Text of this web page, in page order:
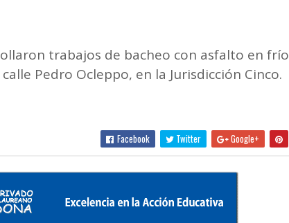
trabajos de bacheo con asfalto en frío
Pedro Ocleppo, en la Jurisdicción Cinco.
Facebook Twitter Google+